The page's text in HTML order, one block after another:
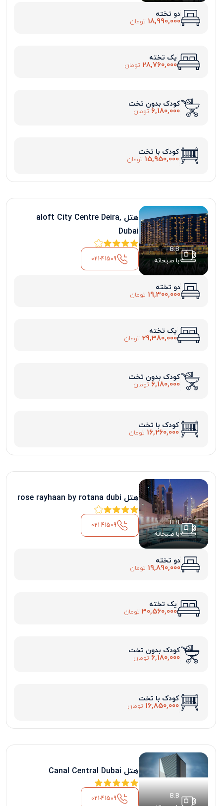
دو تخته
18,990,000 تومان
یک تخته
28,760,000 تومان
کودک بدون تخت
6,180,000 تومان
کودک با تخت
15,950,000 تومان
B.B
با صبحانه
هتل aloft City Centre Deira,
Dubai
021-41509
دو تخته
19,300,000 تومان
یک تخته
29,380,000 تومان
کودک بدون تخت
6,180,000 تومان
کودک با تخت
16,260,000 تومان
B.B
با صبحانه
هتل rose rayhaan by rotana dubi
021-41509
دو تخته
19,890,000 تومان
یک تخته
30,560,000 تومان
کودک بدون تخت
6,180,000 تومان
کودک با تخت
16,850,000 تومان
B.B
هتل Canal Central Dubai
021-41509